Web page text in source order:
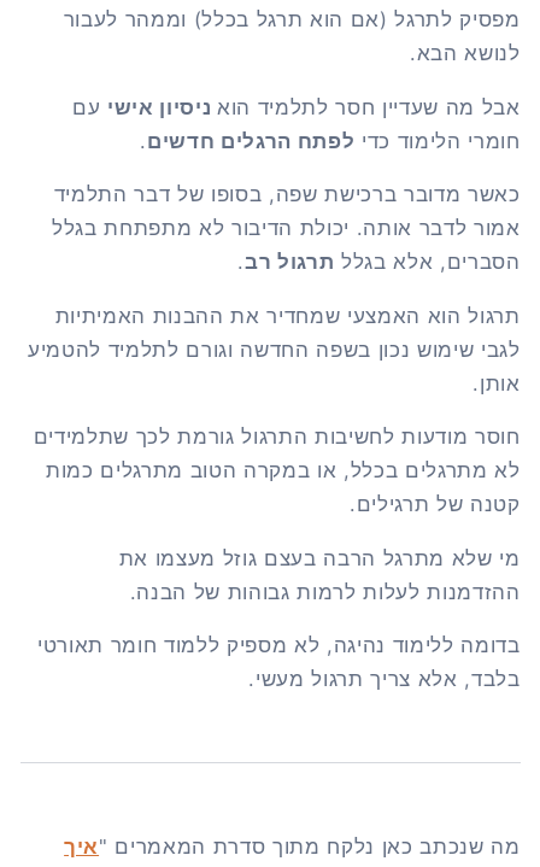
מפסיק לתרגל (אם הוא תרגל בכלל) וממהר לעבור
לנושא הבא.
אבל מה שעדיין חסר לתלמיד הוא ניסיון אישי עם
חומרי הלימוד כדי לפתח הרגלים חדשים .
כאשר מדובר ברכישת שפה, בסופו של דבר התלמיד
אמור לדבר אותה. יכולת הדיבור לא מתפתחת בגלל
הסברים, אלא בגלל תרגול רב.
תרגול הוא האמצעי שמחדיר את ההבנות האמיתיות
לגבי שימוש נכון בשפה החדשה וגורם לתלמיד להטמיע
אותן.
חוסר מודעות לחשיבות התרגול גורמת לכך שתלמידים
לא מתרגלים בכלל, או במקרה הטוב מתרגלים כמות
קטנה של תרגילים.
מי שלא מתרגל הרבה בעצם גוזל מעצמו את
ההזדמנות לעלות לרמות גבוהות של הבנה.
בדומה ללימוד נהיגה, לא מספיק ללמוד חומר תאורטי
בלבד, אלא צריך תרגול מעשי.
מה שנכתב כאן נלקח מתוך סדרת המאמרים "איך